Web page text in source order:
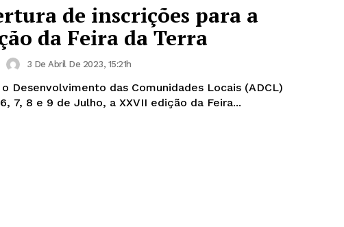
de inscrições para a
da Feira da Terra
3 De Abril De 2023, 15:21h
Desenvolvimento das Comunidades Locais (ADCL)
7, 8 e 9 de Julho, a XXVII edição da Feira...